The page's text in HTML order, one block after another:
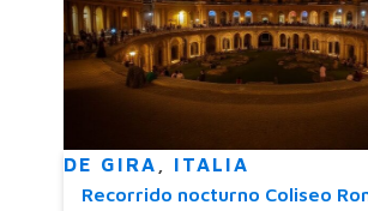
DE GIRA
ITALIA
Recorrido nocturno Coliseo